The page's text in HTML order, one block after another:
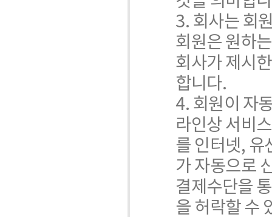
3. 회사는 회
회원은 원하
회사가 제시
합니다.
4. 회원이 자
라인상 서비
를 인터넷, 유
가 자동으로
결제수단을
을 허락할 수